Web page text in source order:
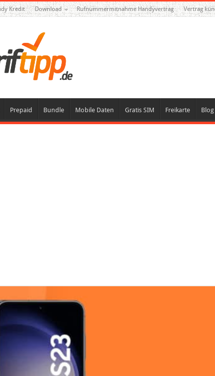
Kredit Download Rufnummermitnahme Handyvertrag Vertrag
Prepaid Bundle Mobile Daten Gratis SIM Freikarte Blog